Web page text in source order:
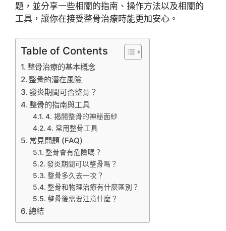
題，並分享一些相關的指南、操作方法以及相關的
工具，讓你在接受整骨治療時能更加安心。
Table of Contents
整骨治療的基本概念
整骨的潛在風險
發炎期間可否整骨？
整骨的指南與工具
4. 揭開整骨的神秘面紗
4. 常用整骨工具
常見問題 (FAQ)
整骨會有危險嗎？
發炎期間可以整骨嗎？
整骨多久去一次？
整骨和物理治療有什麼區別？
整骨後需要注意什麼？
總結